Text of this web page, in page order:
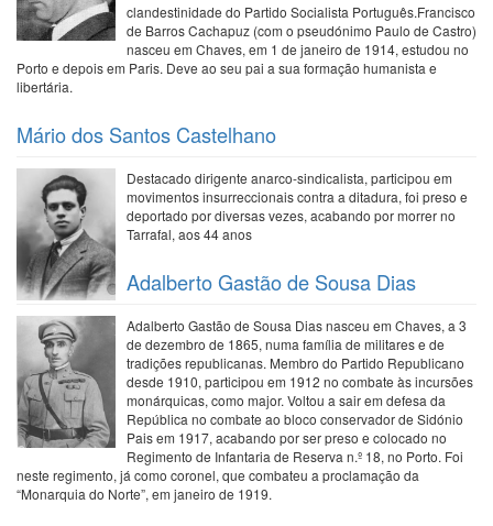
clandestinidade do Partido Socialista Português.Francisco
de Barros Cachapuz (com o pseudónimo Paulo de Castro)
nasceu em Chaves, em 1 de janeiro de 1914, estudou no
Porto e depois em Paris. Deve ao seu pai a sua formação humanista e
libertária.
Mário dos Santos Castelhano
Destacado dirigente anarco-sindicalista, participou em
movimentos insurreccionais contra a ditadura, foi preso e
deportado por diversas vezes, acabando por morrer no
Tarrafal, aos 44 anos
Adalberto Gastão de Sousa Dias
Adalberto Gastão de Sousa Dias nasceu em Chaves, a 3
de dezembro de 1865, numa família de militares e de
tradições republicanas. Membro do Partido Republicano
desde 1910, participou em 1912 no combate às incursões
monárquicas, como major. Voltou a sair em defesa da
República no combate ao bloco conservador de Sidónio
Pais em 1917, acabando por ser preso e colocado no
Regimento de Infantaria de Reserva n.º 18, no Porto. Foi
neste regimento, já como coronel, que combateu a proclamação da
“Monarquia do Norte”, em janeiro de 1919.